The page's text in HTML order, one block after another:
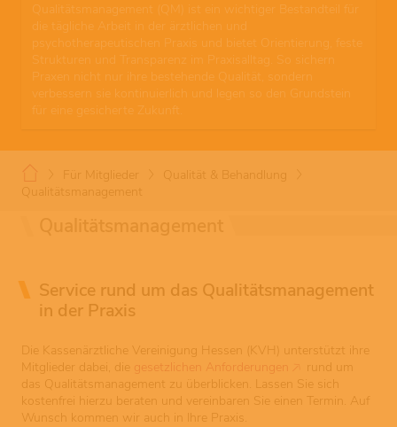
Qualitätsmanagement (QM) ist ein wichtiger Bestandteil für
die tägliche Arbeit in der ärztlichen und
psychotherapeutischen Praxis und bietet Orientierung, feste
Strukturen und Transparenz im Praxisalltag. So sichern
Praxen nicht nur ihre bestehende Qualität, sondern
verbessern sie kontinuierlich und legen so den Grundstein
für eine gesicherte Zukunft.
Für Mitglieder
Qualität & Behandlung
Qualitätsmanagement
Service rund um das Qualitätsmanagement
in der Praxis
Die Kassenärztliche Vereinigung Hessen (KVH) unterstützt ihre
Mitglieder dabei, die gesetzlichen Anforderungen
rund um
das Qualitätsmanagement zu überblicken. Lassen Sie sich
kostenfrei hierzu beraten und vereinbaren Sie einen Termin. Auf
Wunsch kommen wir auch in Ihre Praxis.